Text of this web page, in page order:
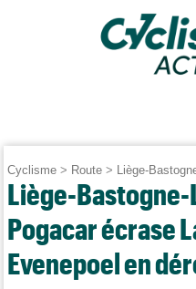
Cyclisme > Route > Liège-
Liège-Bastogne-
Pogacar écrase
Evenepoel en